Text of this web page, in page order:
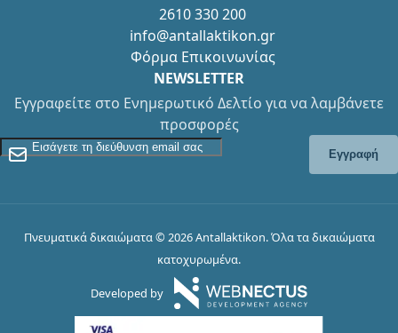
2610 330 200
info@antallaktikon.gr
Φόρμα Επικοινωνίας
NEWSLETTER
Εγγραφείτε στο Ενημερωτικό Δελτίο για να λαμβάνετε
προσφορές
Εγγραφείτε στο Newsletter
Εγγραφή
Πνευματικά δικαιώματα © 2026 Antallaktikon. Όλα τα δικαιώματα
κατοχυρωμένα.
Developed by